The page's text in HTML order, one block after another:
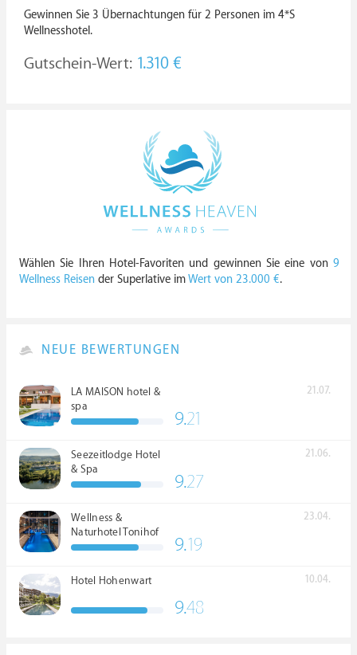
Gewinnen Sie 3 Übernachtungen für 2 Personen im 4*S
Wellnesshotel.
Gutschein-Wert: 1.310 €
Wählen Sie Ihren Hotel-Favoriten und gewinnen Sie eine von 9
Wellness Reisen der Superlative imWert von 23.000 €.
NEUE BEWERTUNGEN
LA MAISON hotel &
spa
21.07.
9.21
Seezeitlodge Hotel
& Spa
21.06.
9.27
Wellness &
Naturhotel Tonihof
****S
23.04.
9.19
Hotel Hohenwart 10.04.
9.48